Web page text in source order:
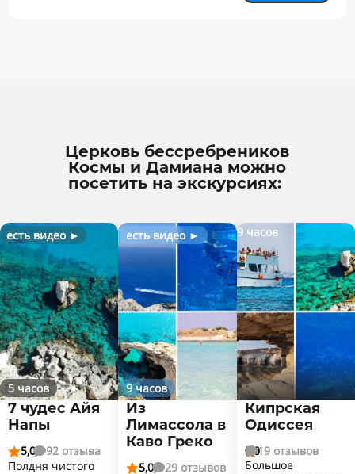
Церковь бессребреников
Космы и Дамиана можно
посетить на экскурсиях:
есть видео ►
5 часов
7 чудес Айя
Напы
5,092 отзыва
Полдня чистого
есть видео ►
9 часов
Из
Лимассола в
Каво Греко
5,029 отзывов
9 часов
Кипрская
Одиссея

5,0
19 отзывов
Большое